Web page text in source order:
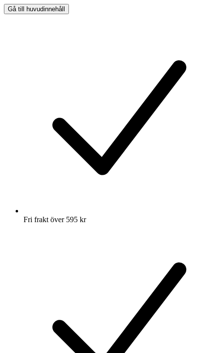
Gå till huvudinnehåll
Fri frakt över 595 kr